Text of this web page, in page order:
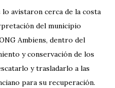
avistaron cerca de la costa
del municipio
Ambiens, dentro del
y conservación de los
y trasladarlo a las
para su recuperación.